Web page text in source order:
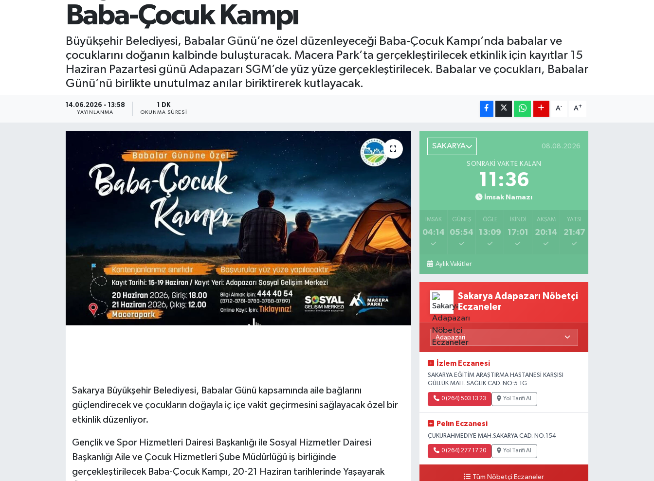
Baba-Çocuk Kampı
Büyükşehir Belediyesi, Babalar Günü’ne özel düzenleyeceği Baba-Çocuk Kampı’nda babalar ve
çocuklarını doğanın kalbinde buluşturacak. Macera Park’ta gerçekleştirilecek etkinlik için kayıtlar 15
Haziran Pazartesi günü Adapazarı SGM’de yüz yüze gerçekleştirilecek. Babalar ve çocukları, Babalar
Günü’nü birlikte unutulmaz anılar biriktirerek kutlayacak.
14.06.2026 - 13:58
YAYINLANMA
1 DK
OKUNMA SÜRESI
A- A+
Sakarya Büyükşehir Belediyesi, Babalar Günü kapsamında aile bağlarını
güçlendirecek ve çocukların doğayla iç içe vakit geçirmesini sağlayacak özel bir
etkinlik düzenliyor.
Gençlik ve Spor Hizmetleri Dairesi Başkanlığı ile Sosyal Hizmetler Dairesi
Başkanlığı Aile ve Çocuk Hizmetleri Şube Müdürlüğü iş birliğinde
gerçekleştirilecek Baba-Çocuk Kampı, 20-21 Haziran tarihlerinde Yaşayarak
SAKARYA 08.08.2026
SONRAKI VAKTE KALAN
11:35
İmsak Namazı
İMSAK
04:14
GÜNEŞ
05:54
ÖĞLE
13:09
İKINDI
17:01
AKŞAM
20:14
YATSI
21:47
Aylık Vakitler
Sakarya Adapazarı Nöbetçi
Eczaneler
İzlem Eczanesi
SAKARYA EĞİTİM ARAŞTIRMA HASTANESİ KARŞISI
GÜLLÜK MAH. SAĞLIK CAD. NO:5 1G
0 (264) 503 13 23 Yol Tarifi Al
Pelın Eczanesi
ÇUKURAHMEDIYE MAH.SAKARYA CAD. NO:154
0 (264) 277 17 20 Yol Tarifi Al
Tüm Nöbetçi Eczaneler